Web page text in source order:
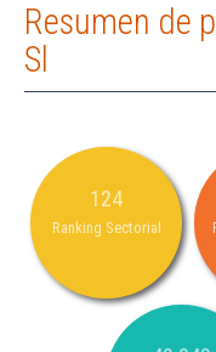
Resumen de
Sl
124
Ranking Sectorial